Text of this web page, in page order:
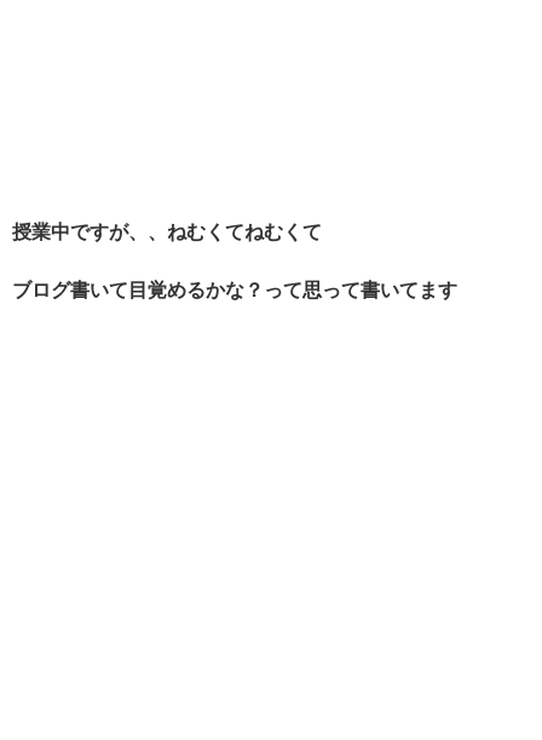
授業中ですが、、ねむくてねむくて
ブログ書いて目覚めるかな？って思って書いてます